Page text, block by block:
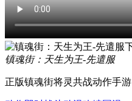
镇魂街：天生为王-先遣服
正版镇魂街将灵共战动作手游